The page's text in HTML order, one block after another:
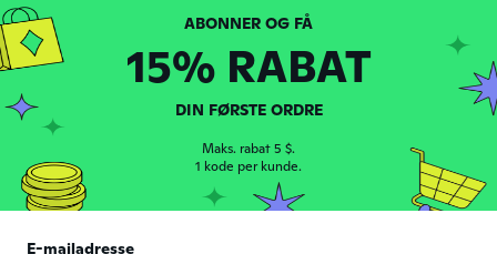
E · 21 anmeldelser · 1
A
Marina
15% RABAT
DIN FØRSTE ORDRE
Maks. rabat 5 $.
1 kode per kunde.
E-mailadresse